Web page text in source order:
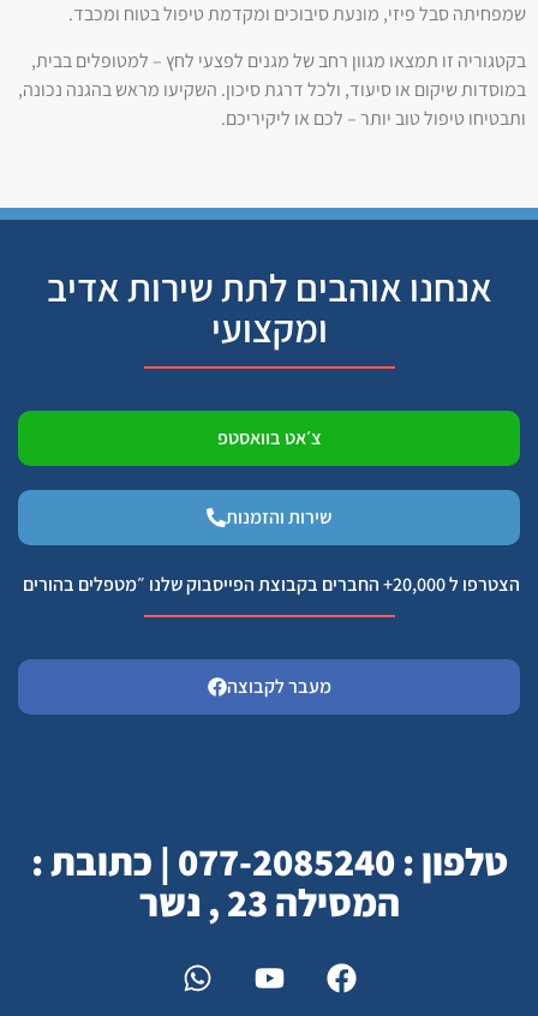
שמפחיתה סבל פיזי, מונעת סיבוכים ומקדמת טיפול בטוח ומכבד.
בקטגוריה זו תמצאו מגוון רחב של מגנים לפצעי לחץ – למטופלים בבית,
במוסדות שיקום או סיעוד, ולכל דרגת סיכון. השקיעו מראש בהגנה נכונה,
ותבטיחו טיפול טוב יותר – לכם או ליקיריכם.
אנחנו אוהבים לתת שירות אדיב
ומקצועי
צ׳אט בוואסטפ
שירות והזמנות
הצטרפו ל 20,000+ החברים בקבוצת הפייסבוק שלנו ״מטפלים בהורים
מעבר לקבוצה
טלפון : 077-2085240 | כתובת :
המסילה 23 , נשר